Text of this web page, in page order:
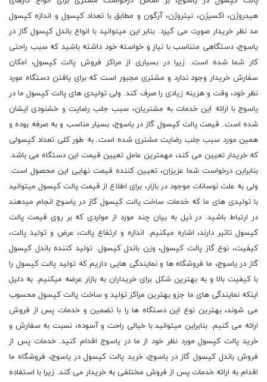
هیدروژن، اکسیژن، نیتروژن، آرگون و مطابق با تعداد کپسول و اندازه کپسول
مد نظر خریدار صورت می گیرد. بنابر این میتوانید با انواع باندل کپسول گاز در
یاسوج، دستگاهی متناسب با نیاز و خواسته خود داشته باشید که سبب راحتی
کار شما شده است. زیرا در بسیاری از مراکز فروش پالت کپسول، امکان
سفارش خریدار وجود ندارد و مشتری مجبور است که برای یافتن دستگاه مورد
نظر خود، وقت و هزینه زیادی را صرف کند. ولی تولیدی های پالت کپسول ما در
یاسوج با ارائه این خدمات به مشتریان، سبب جلب رضایت و خشنودی ایشان
شده است. قیمت پالت کپسول گاز در یاسوج، بسیار مناسب و به صرفه بوده و
همین مورد سبب جلب رضایت مشتری شده است. به طور کلی تعداد کپسولی
که خریدار تعیین می کند، مهمترین عامل تعیین قیمت این دستگاه می باشد.
بنابراین درخواست شما عزیزان، تعیین کننده قیمت نهایی این محصول است.
ولی به علت نوسانات موجود در بازار، برای اطلاع از قیمت پالت کپسول میتوانید
با تولیدی های ما که خدمات ساخت پالت کپسول گاز در یاسوج انجام میدهند
در ارتباط باشید. در ذیل به بیان چند مورد از مواردی که بر روی قیمت پالت
کپسول تاثیر دارند، اشاره میکنیم. اندازه و ارتفاع پالت، عرض و تولید پالت،
کیفیت، نوع گاز پالت کپسول، وزن باندل کپسول. تولید کننده باندل کپسول
گاز در یاسوج، ما فروشگاه ها و نمایندگی هایی داریم که تولید پالت کپسول را
با کیفیت بالا و به بهترین شکل برای خریداران به بازار عرضه میکنیم. به دلیل
اینکه نمایندگی های ما جزو بهترین مراکز تولید و ساخت پالت کپسول محسوب
می شوند، بهترین نوع این دستگاه ها را با تضمین و خدمات پس از فروش
ارائه می کنیم. بنابراین میتوانید با خیالی راحت و آسوده، نسبت به سفارش و
خرید پالت کپسول مورد نظر خود از ما در یاسوج اقدام کنید. خدمات پس از
فروش باندل کپسول گاز در یاسوج، خرید پالت کپسول در یاسوج، فروشگاه ما
اقدام به ارائه خدمات پس از فروش مختلفی به خریدار می کند. زیرا با استفاده